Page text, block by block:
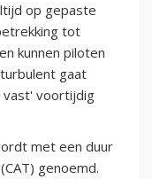
op gepaste
tot
kunnen piloten
gaat
voortijdig
met een duur
genoemd.